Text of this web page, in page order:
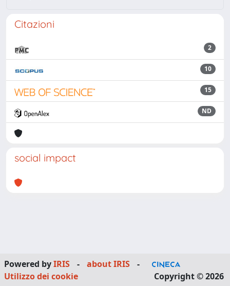
Citazioni
2
10
15
ND
social impact
Powered byIRIS - about IRIS
-
Utilizzo dei cookie
Copyright © 2026